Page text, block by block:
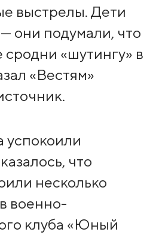
выстрелы. Дети
они подумали, что
сродни «шутингу» в
«Вестям»
успокоили
что
несколько
военно-
клуба «Юный